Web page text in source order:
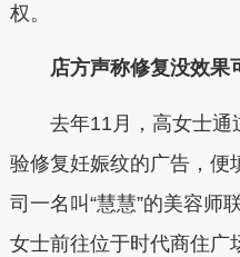
权。
店方声称修复没效果
去年11月，高女士通
验修复妊娠纹的广告，便
司一名叫“慧慧”的美容师
女士前往位于时代商住广